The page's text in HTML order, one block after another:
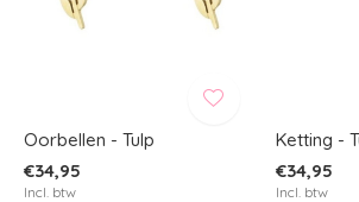
Oorbellen - Tulp
€34,95
Incl. btw
Ketting -
€34,95
Incl. btw